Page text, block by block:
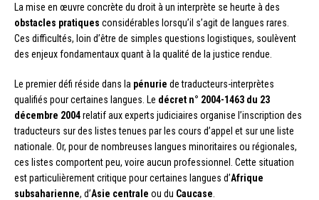
La mise en œuvre concrète du droit à un interprète se heurte à des
obstacles pratiques considérables lorsqu’il s’agit de langues rares.
Ces difficultés, loin d’être de simples questions logistiques, soulèvent
des enjeux fondamentaux quant à la qualité de la justice rendue.
Le premier défi réside dans la pénurie de traducteurs-interprètes
qualifiés pour certaines langues. Le décret n° 2004-1463 du 23
décembre 2004relatif aux experts judiciaires organise l’inscription des
traducteurs sur des listes tenues par les cours d’appel et sur une liste
nationale. Or, pour de nombreuses langues minoritaires ou régionales,
ces listes comportent peu, voire aucun professionnel. Cette situation
est particulièrement critique pour certaines langues d’Afrique
subsaharienne, d’Asie centrale ou du Caucase